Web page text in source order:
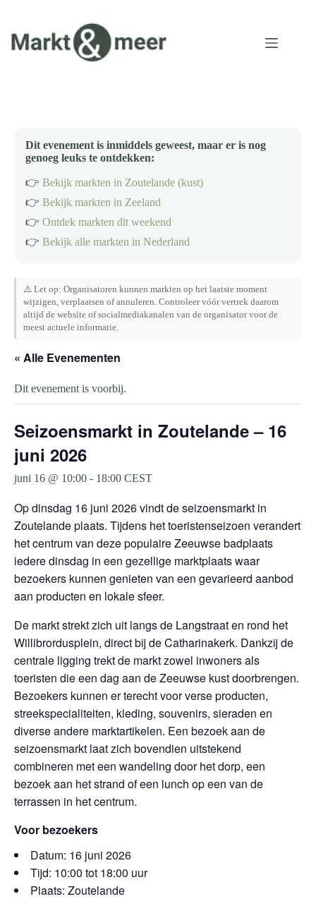
inhoud
Dit evenement is inmiddels geweest, maar er is nog
genoeg leuks te ontdekken:
👉 Bekijk markten in Zoutelande (kust)
👉 Bekijk markten in Zeeland
👉 Ontdek markten dit weekend
👉 Bekijk alle markten in Nederland
⚠️ Let op: Organisatoren kunnen markten op het laatste moment
wijzigen, verplaatsen of annuleren. Controleer vóór vertrek daarom
altijd de website of socialmediakanalen van de organisator voor de
meest actuele informatie.
« Alle Evenementen
Dit evenement is voorbij.
Seizoensmarkt in Zoutelande – 16
juni 2026
juni 16 @ 10:00 - 18:00 CEST
Op dinsdag 16 juni 2026 vindt de seizoensmarkt in
Zoutelande plaats. Tijdens het toeristenseizoen verandert
het centrum van deze populaire Zeeuwse badplaats
iedere dinsdag in een gezellige marktplaats waar
bezoekers kunnen genieten van een gevarieerd aanbod
aan producten en lokale sfeer.
De markt strekt zich uit langs de Langstraat en rond het
Willibrordusplein, direct bij de Catharinakerk. Dankzij de
centrale ligging trekt de markt zowel inwoners als
toeristen die een dag aan de Zeeuwse kust doorbrengen.
Bezoekers kunnen er terecht voor verse producten,
streekspecialiteiten, kleding, souvenirs, sieraden en
diverse andere marktartikelen. Een bezoek aan de
seizoensmarkt laat zich bovendien uitstekend
combineren met een wandeling door het dorp, een
bezoek aan het strand of een lunch op een van de
terrassen in het centrum.
Voor bezoekers
Datum: 16 juni 2026
Tijd: 10:00 tot 18:00 uur
Plaats: Zoutelande